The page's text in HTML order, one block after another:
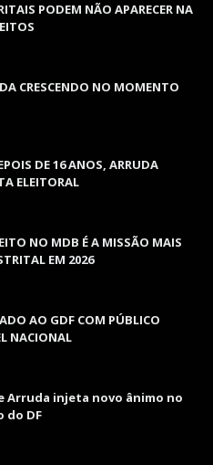
PODEM NÃO APARECER NA
CRESCENDO NO MOMENTO
DE 16 ANOS, ARRUDA
ELEITORAL
NO MDB É A MISSÃO MAIS
EM 2026
AO GDF COM PÚBLICO
NACIONAL
Arruda injeta novo ânimo no
do DF